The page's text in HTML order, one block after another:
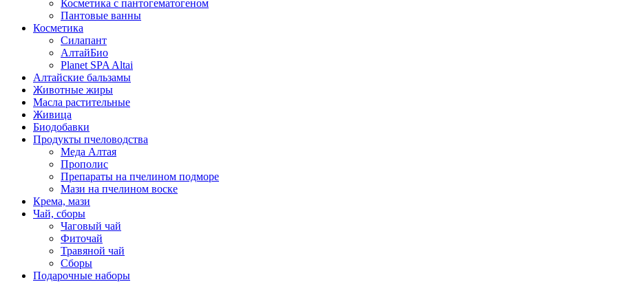
Косметика с пантогематогеном
Пантовые ванны
Косметика
Силапант
АлтайБио
Planet SPA Altai
Алтайские бальзамы
Животные жиры
Масла растительные
Живица
Биодобавки
Продукты пчеловодства
Меда Алтая
Прополис
Препараты на пчелином подморе
Мази на пчелином воске
Крема, мази
Чай, сборы
Чаговый чай
Фиточай
Травяной чай
Сборы
Подарочные наборы